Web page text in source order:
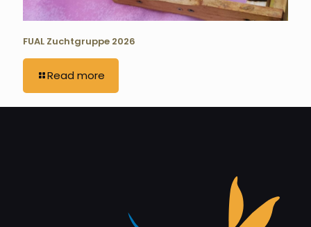
FUAL Zuchtgruppe 2026
Read more